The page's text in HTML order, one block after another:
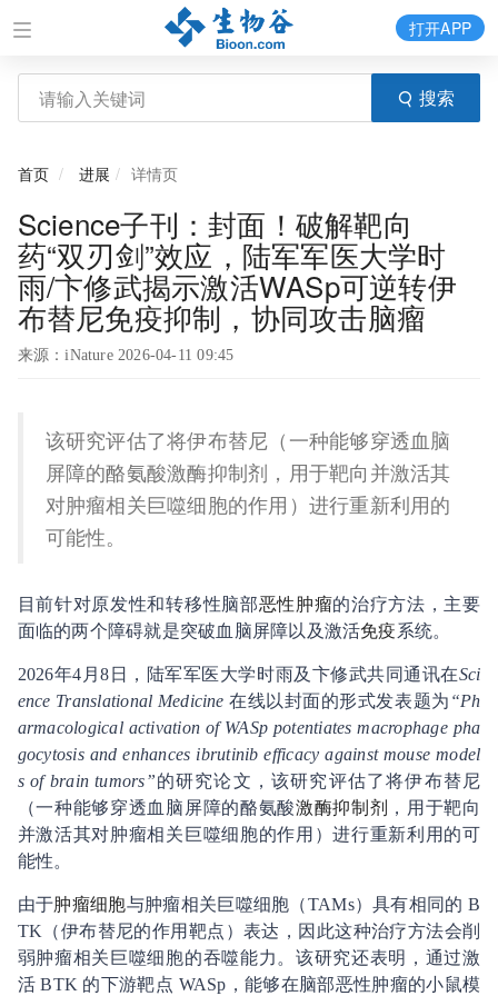
搜索
打开APP
首页 进展 详情页
Science子刊：封面！破解靶向
药“双刃剑”效应，陆军军医大学时
雨/卞修武揭示激活WASp可逆转伊
布替尼免疫抑制，协同攻击脑瘤
来源：iNature 2026-04-11 09:45
该研究评估了将伊布替尼（一种能够穿透血脑
屏障的酪氨酸激酶抑制剂，用于靶向并激活其
对肿瘤相关巨噬细胞的作用）进行重新利用的
可能性。
目前针对原发性和转移性脑部恶性肿瘤的治疗方法，主要
面临的两个障碍就是突破血脑屏障以及激活免疫系统。
2026年4月8日，陆军军医大学时雨及卞修武共同通讯在Sci
ence Translational Medicine 在线以封面的形式发表题为 “Ph
armacological activation of WASp potentiates macrophage pha
gocytosis and enhances ibrutinib efficacy against mouse model
s of brain tumors”的研究论文，该研究评估了将伊布替尼
（一种能够穿透血脑屏障的酪氨酸激酶抑制剂
，用于靶向
并激活其对肿瘤相关巨噬细胞的作用）进行重新利用的可
能性。
由于肿瘤细胞与肿瘤相关巨噬细胞（TAMs）具有相同的 B
TK（伊布替尼的作用靶点）表达，因此这种治疗方法会削
弱肿瘤相关巨噬细胞的吞噬能力。该研究还表明，通过激
活 BTK 的下游靶点 WASp，能够在脑部恶性肿瘤的小鼠模